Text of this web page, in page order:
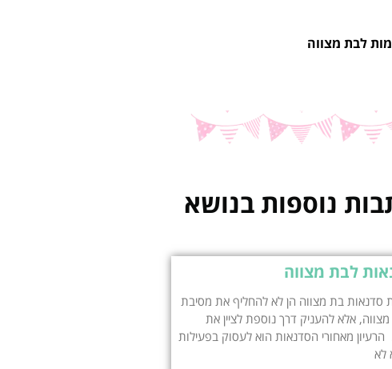
לבת מצווה
נוספות בנושא
לבת מצווה
סדנאות בת מצווה הן לא להחליף את מסיבת
אלא להעניק דרך נוספת לציין את
הרעיון מאחורי הסדנאות הוא לעסוק בפעילות
לא